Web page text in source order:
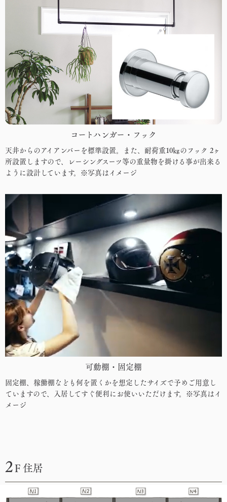
コートハンガー・フック
天井からのアイアンバーを標準設置。また、耐荷重10㎏のフック 2ヶ
所設置しますので、レーシングスーツ等の重量物を掛ける事が出来る
ように設計しています。※写真はイメージ
可動棚・固定棚
固定棚、稼働棚なども何を置くかを想定したサイズで予めご用意し
ていますので、入居してすぐ便利にお使いいただけます。※写真はイ
メージ
2 F 住居